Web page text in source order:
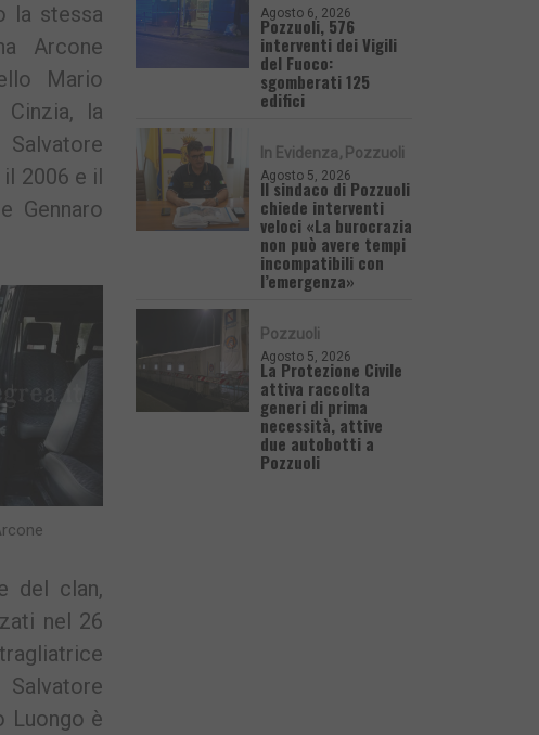
la stessa
Arcone
Mario
la
2006 e il
Gennaro
del clan,
nel 26
Luongo è
Agosto 6, 2026
Pozzuoli, 576
interventi dei Vigili
del Fuoco:
sgomberati 125
edifici
In Evidenza Pozzuoli
Agosto 5, 2026
Il sindaco di Pozzuoli
chiede interventi
veloci «La burocrazia
non può avere tempi
incompatibili con
l’emergenza»
Pozzuoli
Agosto 5, 2026
La Protezione Civile
attiva raccolta
generi di prima
necessità, attive
due autobotti a
Pozzuoli